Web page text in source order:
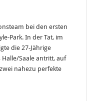
bei den ersten
Park. In der Tat, im
die 27-Jährige
Saale antritt, auf
nahezu perfekte